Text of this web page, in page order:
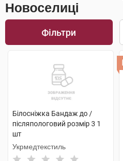
Новоселиці
Фільтри
Білосніжка Бандаж до /
післяпологовий розмір 3 1
шт
Укрмедтекстиль